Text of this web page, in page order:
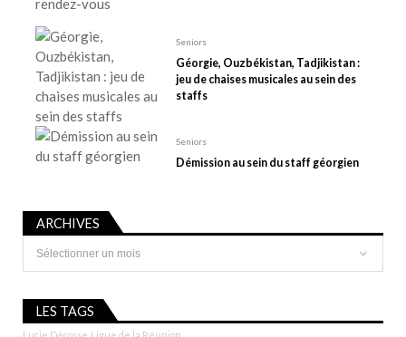
Seniors
Géorgie, Ouzbékistan, Tadjikistan :
jeu de chaises musicales au sein des
staffs
Seniors
Démission au sein du staff géorgien
ARCHIVES
Archives
LES TAGS
Lucie Décosse Ligue de la Réunion